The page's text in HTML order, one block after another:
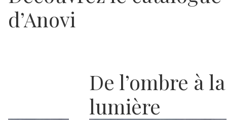
d’Anovi
De l’ombre à la
lumière